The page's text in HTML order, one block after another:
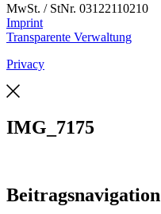
MwSt. / StNr. 03122110210
Imprint
Transparente Verwaltung
Privacy
IMG_7175
Beitragsnavigation